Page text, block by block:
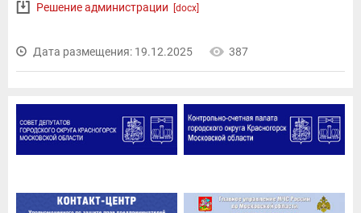
Решение администрации [docx]
Дата размещения: 19.12.2025 387